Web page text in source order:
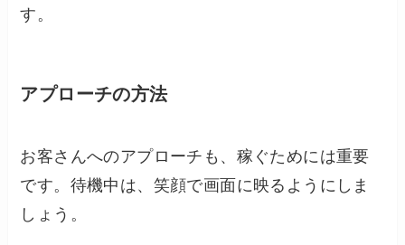
す。
アプローチの方法
お客さんへのアプローチも、稼ぐためには重要
です。待機中は、笑顔で画面に映るようにしま
しょう。